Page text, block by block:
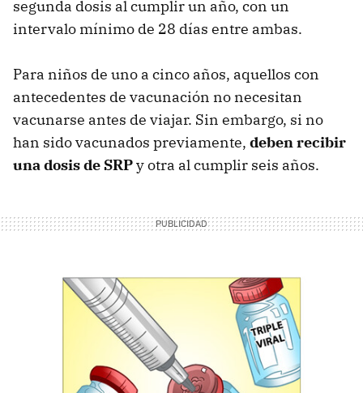
segunda dosis al cumplir un año, con un
intervalo mínimo de 28 días entre ambas.
Para niños de uno a cinco años, aquellos con
antecedentes de vacunación no necesitan
vacunarse antes de viajar. Sin embargo, si no
han sido vacunados previamente, deben recibir
una dosis de SRPy otra al cumplir seis años.